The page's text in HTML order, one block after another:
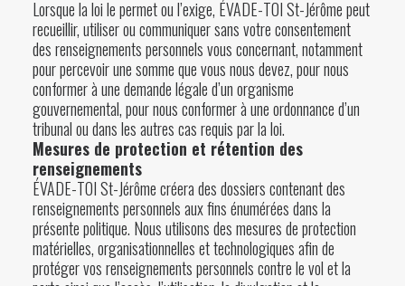
Lorsque la loi le permet ou l’exige, ÉVADE-TOI St-Jérôme peut
recueillir, utiliser ou communiquer sans votre consentement
des renseignements personnels vous concernant, notamment
pour percevoir une somme que vous nous devez, pour nous
conformer à une demande légale d’un organisme
gouvernemental, pour nous conformer à une ordonnance d’un
tribunal ou dans les autres cas requis par la loi.
Mesures de protection et rétention des
renseignements
ÉVADE-TOI St-Jérôme créera des dossiers contenant des
renseignements personnels aux fins énumérées dans la
présente politique. Nous utilisons des mesures de protection
matérielles, organisationnelles et technologiques afin de
protéger vos renseignements personnels contre le vol et la